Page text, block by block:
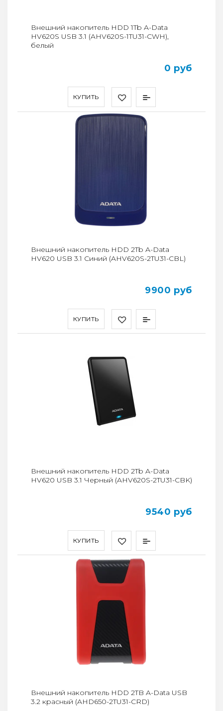
КУПИТЬ
Внешний накопитель HDD 1Tb A-Data
HV620S USB 3.1 (AHV620S-1TU31-CWH),
белый
0 руб
КУПИТЬ
Внешний накопитель HDD 2Tb A-Data
HV620 USB 3.1 Синий (AHV620S-2TU31-CBL)
9900 руб
КУПИТЬ
Внешний накопитель HDD 2Tb A-Data
HV620 USB 3.1 Черный (AHV620S-2TU31-CBK)
9540 руб
Внешний накопитель HDD 2TB A-Data USB
3.2 красный (AHD650-2TU31-CRD)